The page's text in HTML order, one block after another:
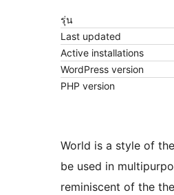
รุ่น
Last updated
Active installations
WordPress version
PHP version
World is a style of
be used in
reminiscent of the